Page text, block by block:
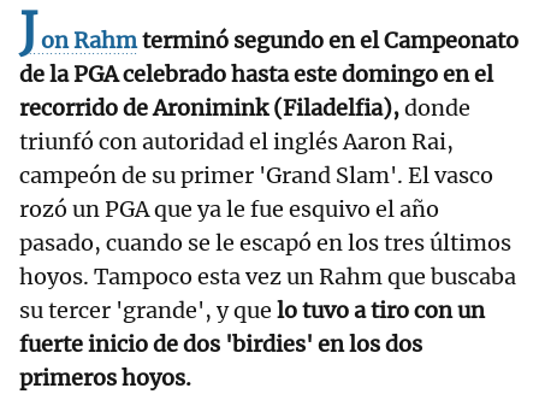
Jon Rahmterminó segundo en el Campeonato
de la PGA celebrado hasta este domingo en el
recorrido de Aronimink (Filadelfia),donde
triunfó con autoridad el inglés Aaron Rai,
campeón de su primer 'Grand Slam'. El vasco
rozó un PGA que ya le fue esquivo el año
pasado, cuando se le escapó en los tres últimos
hoyos. Tampoco esta vez un Rahm que buscaba
su tercer 'grande', y que lo tuvo a tiro con un
fuerte inicio de dos 'birdies' en los dos
primeros hoyos.